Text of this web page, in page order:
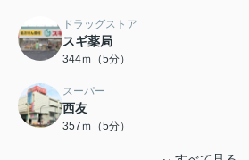
ドラッグストア
スギ薬局
344ｍ（5分）
スーパー
西友
357ｍ（5分）